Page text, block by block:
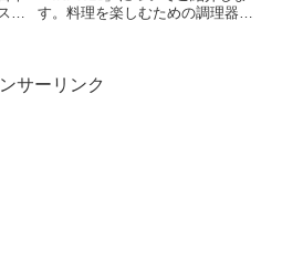
す。料理を楽しむための調理器具
どのように便利に使えるのか？手
サーリンク